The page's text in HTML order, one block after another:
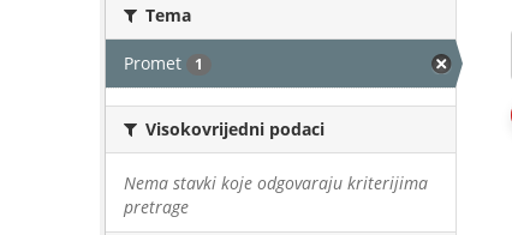
Tema
Promet 1
Visokovrijedni podaci
Nema stavki koje odgovaraju kriterijima
pretrage